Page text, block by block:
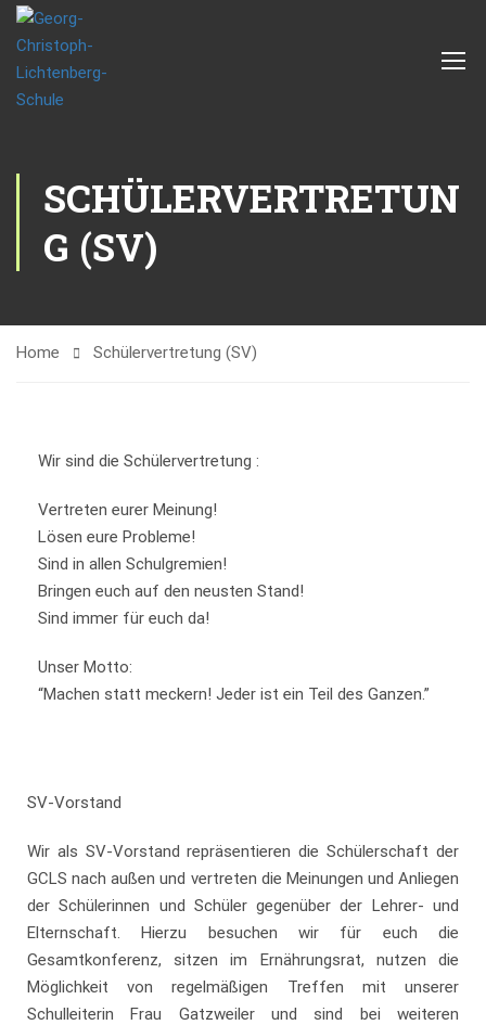
SCHÜLERVERTRETUN
G (SV)
Home Schülervertretung (SV)
Wir sind die Schülervertretung :
Vertreten eurer Meinung!
Lösen eure Probleme!
Sind in allen Schulgremien!
Bringen euch auf den neusten Stand!
Sind immer für euch da!
Unser Motto:
“Machen statt meckern! Jeder ist ein Teil des Ganzen.”
SV-Vorstand
Wir als SV-Vorstand repräsentieren die Schülerschaft der
GCLS nach außen und vertreten die Meinungen und Anliegen
der Schülerinnen und Schüler gegenüber der Lehrer- und
Elternschaft. Hierzu besuchen wir für euch die
Gesamtkonferenz, sitzen im Ernährungsrat, nutzen die
Möglichkeit von regelmäßigen Treffen mit unserer
Schulleiterin Frau Gatzweiler und sind bei weiteren